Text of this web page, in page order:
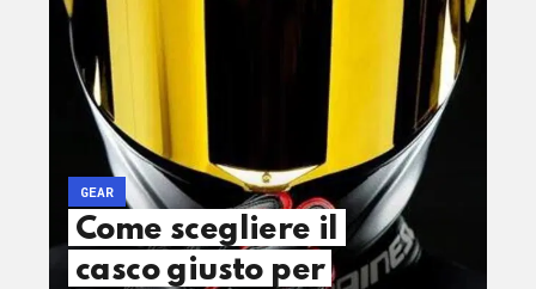
GEAR
Come scegliere il
casco giusto per